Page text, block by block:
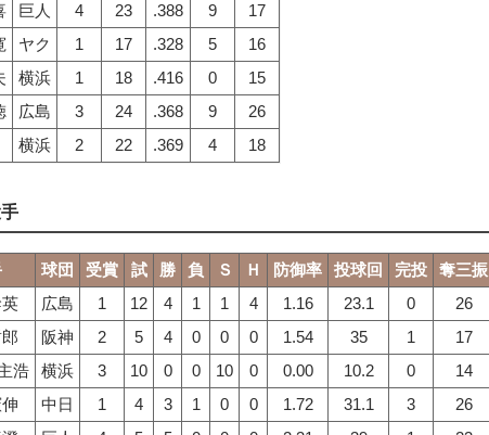
巨人 4 23 .388 9
17
ヤク 1 17 .328 5
16
横浜 1 18 .416 0
15
広島 3 24 .368 9
26
横浜 2 22 .369 4 18
球団 受賞 試 勝 負 Ｓ Ｈ 防御率 投球回 完投
奪三振
広島 1 12 4 1 1 4 1.16 23.1 0
26
阪神 2 5 4 0 0 0 1.54 35 1
17
浩 横浜 3 10 0 0 10 0 0.00 10.2 0
14
中日 1 4 3 1 0 0 1.72 31.1 3
26